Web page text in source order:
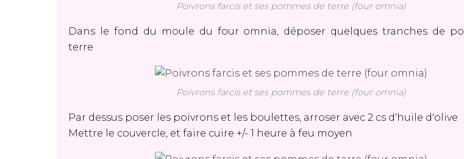
Poivrons farcis et ses pommes de terre (four omnia)
Dans le fond du moule du four omnia, déposer quelques tranches de
terre
Poivrons farcis et ses pommes de terre (four omnia)
Par dessus poser les poivrons et les boulettes, arroser avec 2 cs d'huile d'olive
Mettre le couvercle, et faire cuire +/- 1 heure à feu moyen